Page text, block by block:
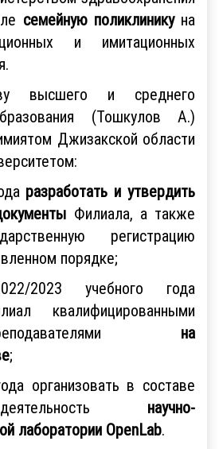
семейную поликлиникуна
и имитационных
высшего и среднего
(Тошкулов А.)
Джизакской области
разработать и утвердить
Филиала, а также
регистрацию
порядке;
2023 учебного года
квалифицированными
преподавателями на
;
организовать в составе
научно-
лаборатории OpenLab.